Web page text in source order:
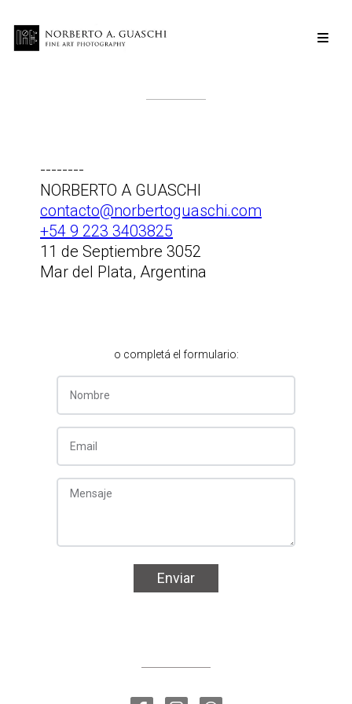
--------
NORBERTO A GUASCHI
contacto@norbertoguaschi.com
+54 9 223 3403825
11 de Septiembre 3052
Mar del Plata, Argentina
o completá el formulario:
Enviar